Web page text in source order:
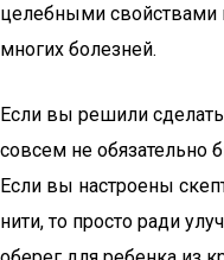
целебными свойствами
многих болезней.
Если вы решили
совсем не
Если вы настроены
нити, то просто ради